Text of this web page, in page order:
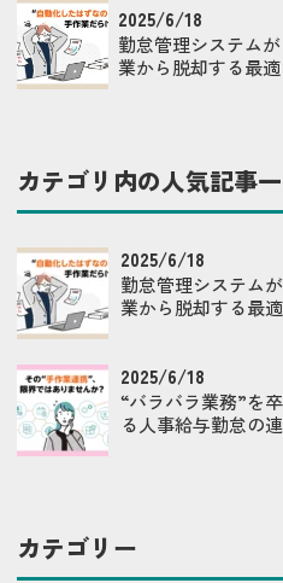
2025/6/18
勤怠管理システム
業から脱却する最
カテゴリ内の人気記事
2025/6/18
勤怠管理システム
業から脱却する最
2025/6/18
“バラバラ業務”を
る人事給与勤怠の
カテゴリー